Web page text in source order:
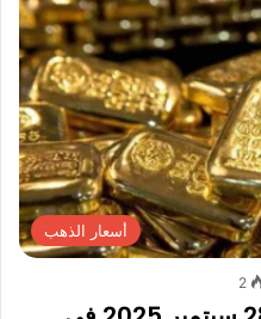
أسعار الذهب
2